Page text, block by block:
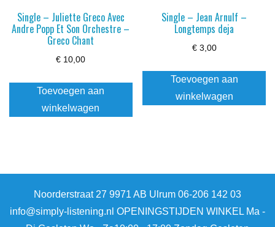
Single – Juliette Greco Avec
Andre Popp Et Son Orchestre –
Greco Chant
€ 10,00
Toevoegen aan
winkelwagen
Single – Jean Arnulf –
Longtemps deja
€3,00
Toevoegen aan
winkelwagen
Noorderstraat 27 9971 AB Ulrum 06-206 142 03
info@simply-listening.nl OPENINGSTIJDEN WINKEL Ma -